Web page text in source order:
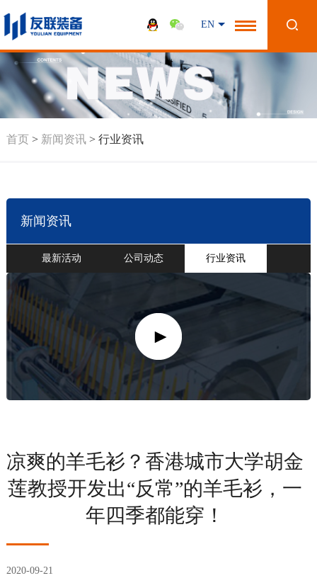
EN
首页> 新闻资讯> 行业资讯
新闻资讯
最新活动 公司动态 行业资讯
​凉爽的羊毛衫？香港城市大学胡金
莲教授开发出“反常”的羊毛衫，一
年四季都能穿！
2020-09-21